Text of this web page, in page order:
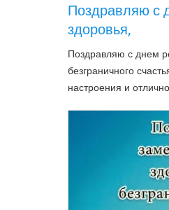
Поздравляю с
здоровья,
Поздравляю с днем
безграничного
настроения и